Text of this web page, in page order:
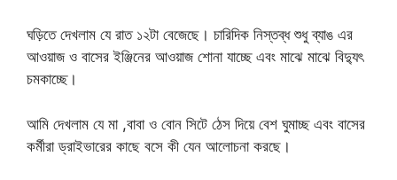
ঘড়িতে দেখলাম যে রাত ১২টা বেজেছে। চারিদিক নিস্তব্ধ শুধু ব্যাঙ এর
আওয়াজ ও বাসের ইঞ্জিনের আওয়াজ শোনা যাচ্ছে এবং মাঝে মাঝে বিদ্যুৎ
চমকাচ্ছে।
আমি দেখলাম যে মা ,বাবা ও বোন সিটে ঠেস দিয়ে বেশ ঘুমাচ্ছ এবং বাসের
কর্মীরা ড্রাইভারের কাছে বসে কী যেন আলোচনা করছে।